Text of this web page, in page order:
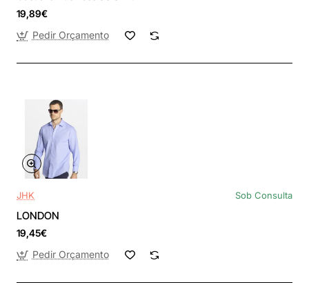
19,89€
Pedir Orçamento
JHK Sob Consulta
LONDON
19,45€
Pedir Orçamento